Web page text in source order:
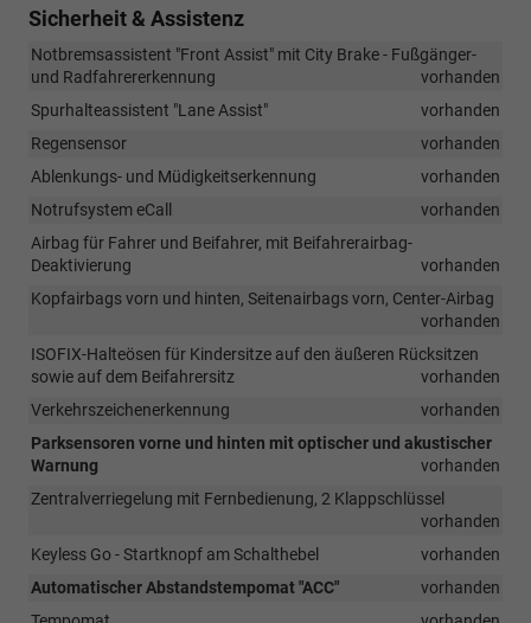
Sicherheit & Assistenz
Notbremsassistent "Front Assist" mit City Brake - Fußgänger-
und Radfahrererkennung
vorhanden
Spurhalteassistent "Lane Assist"
vorhanden
Regensensor
vorhanden
Ablenkungs- und Müdigkeitserkennung
vorhanden
Notrufsystem eCall
vorhanden
Airbag für Fahrer und Beifahrer, mit Beifahrerairbag-
Deaktivierung
vorhanden
Kopfairbags vorn und hinten, Seitenairbags vorn, Center-Airbag
vorhanden
ISOFIX-Halteösen für Kindersitze auf den äußeren Rücksitzen
sowie auf dem Beifahrersitz
vorhanden
Verkehrszeichenerkennung
vorhanden
Parksensoren vorne und hinten mit optischer und akustischer
Warnung
vorhanden
Zentralverriegelung mit Fernbedienung, 2 Klappschlüssel
vorhanden
Keyless Go - Startknopf am Schalthebel
vorhanden
Automatischer Abstandstempomat "ACC"
vorhanden